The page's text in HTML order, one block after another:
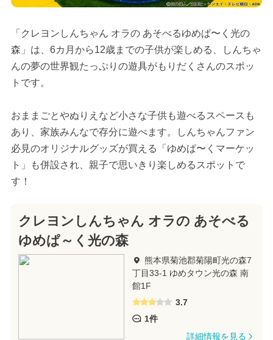
「クレヨンしんちゃん オラの あそべるゆめぱ〜く光の
森」は、6カ月から12歳までの子供が楽しめる、しんちゃ
んの夢の世界観たっぷりの遊具がもりだくさんのスポッ
トです。
おままごとやぬりえなど小さな子供も遊べるスペースも
あり、家族みんなで存分に遊べます。しんちゃんファン
必見のオリジナルグッズが買える「ゆめぱ〜くマーケッ
ト」も併設され、親子で思いきり楽しめるスポットで
す！
クレヨンしんちゃん オラの あそべる
ゆめぱ～く光の森
熊本県菊池郡菊陽町光の森7
丁目33-1 ゆめタウン光の森 南
館1F
3.7
1件
詳細情報を見る